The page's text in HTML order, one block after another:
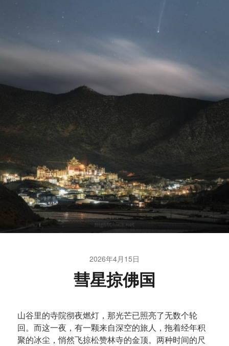
2026年4月15日
彗星掠佛国
山谷里的寺院彻夜燃灯，那光芒已照亮了无数个轮
回。而这一夜，有一颗来自深空的旅人，拖着经年积
聚的冰尘，悄然飞掠松赞林寺的金顶。两种时间的尺